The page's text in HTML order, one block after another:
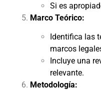
Si es
Marco Teórico:
Identifica las
marcos
Incluye una
relevante.
Metodología: